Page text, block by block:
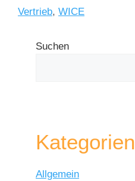
Vertrieb, WICE
Suchen
Kategorien
Allgemein